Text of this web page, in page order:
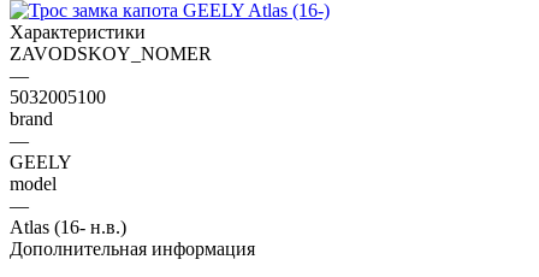
Характеристики
ZAVODSKOY_NOMER
—
5032005100
brand
—
GEELY
model
—
Atlas (16- н.в.)
Дополнительная информация